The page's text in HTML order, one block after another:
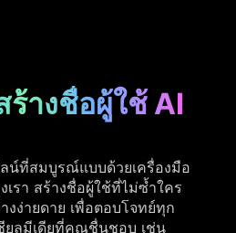
ร้างชื่อผู้ใช้ AI
น์ที่สมบูรณ์แบบด้วยเครื่องมือ
เรา สร้างชื่อผู้ใช้ที่ไม่ซ้ำใคร
งง่ายดาย เพื่อตอบโจทย์ทุก
ยลมีเดียที่คุณชื่นชอบ เช่น